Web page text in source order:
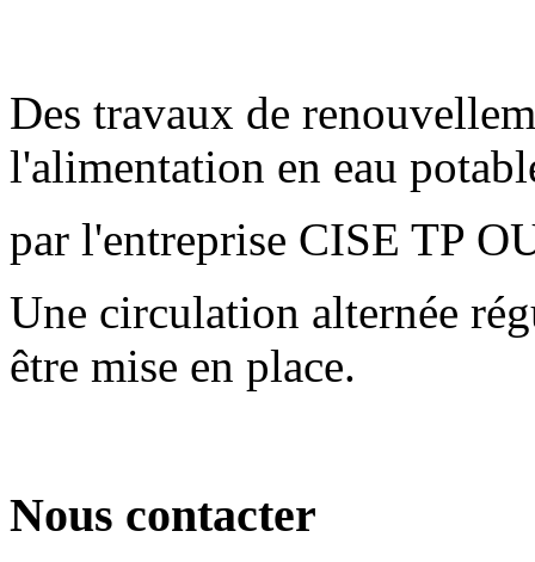
Des travaux de
l'alimentation en eau
par l'entreprise CISE TP
Une circulation alternée
être mise en place.
Nous contacter